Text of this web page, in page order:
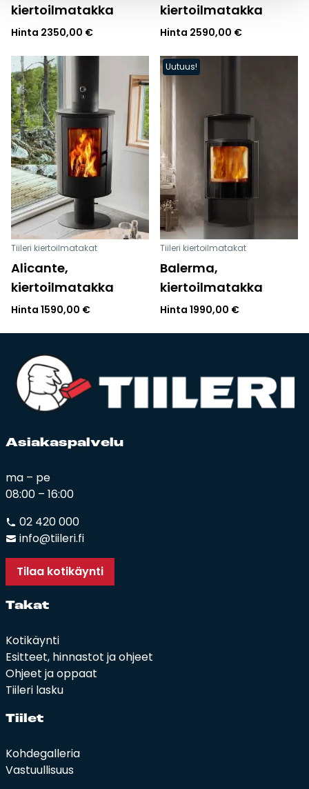
kiertoilmatakka
Hinta 2350,00 €
kiertoilmatakka
Hinta 2590,00 €
Tiileri kiertoilmatakat
Alicante,
kiertoilmatakka
Hinta 1590,00 €
Uutuus!
Tiileri kiertoilmatakat
Balerma,
kiertoilmatakka
Hinta 1990,00 €
Asia­kas­pal­ve­lu
ma – pe
08:00 – 16:00
02 420 000
info@tiileri.fi
Tilaa kotikäynti
Ta­kat
Kotikäynti
Esitteet, hinnastot ja ohjeet
Ohjeet ja oppaat
Tiileri lasku
Tii­let
Kohdegalleria
Vastuullisuus